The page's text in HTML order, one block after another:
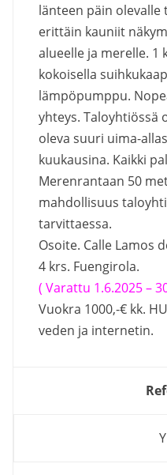
länteen päin olevalle
erittäin kauniit
alueelle ja merelle. 1
kokoisella
lämpöpumppu.
yhteys. Taloyhtiössä
oleva suuri uima-
kuukausina. Kaikki
Merenrantaan 50
mahdollisuus
tarvittaessa.
Osoite. Calle Lamos
4 krs. Fuengirola.
( Varattu 1.6.2025 –
Vuokra 1000,-€ kk.
veden ja internetin.